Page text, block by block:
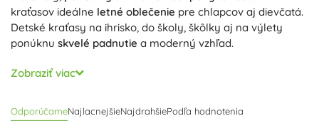
kraťasov ideálne letné oblečenie pre chlapcov aj dievčatá.
Detské kraťasy na ihrisko, do školy, škôlky aj na výlety
ponúknu skvelé padnutie a moderný vzhľad.
Vyberte si z bavlnených a teplákových kraťasov na
každodenné nosenie, rýchloschnúcich športových šortiek
akoelastický pás,nastaviteľná šnúrka v páse, ploché švy,
Zobraziť viac
OdporúčameNajlacnejšieNajdrahšiePodľa hodnotenia